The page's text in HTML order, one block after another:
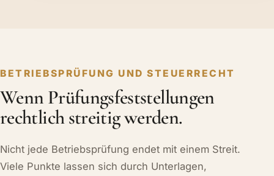
BETRIEBSPRÜFUNG UND STEUERRECHT
Wenn Prüfungsfeststellungen
rechtlich streitig werden.
Nicht jede Betriebsprüfung endet mit einem Streit.
Viele Punkte lassen sich durch Unterlagen,